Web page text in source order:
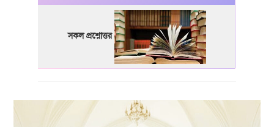
সকল প্রশ্নোত্তর